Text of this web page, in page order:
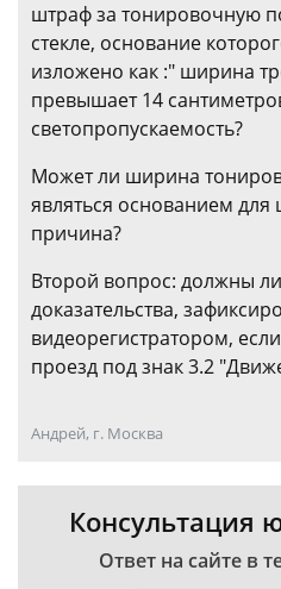
штраф за тонировочную
стекле, основание
изложено как :" ширина
превышает 14
светопропускаемость?
Может ли ширина
являться основанием
причина?
Второй вопрос: должны
доказательства,
видеорегистратором,
проезд под знак 3.2
Андрей, г. Москва
Консультация
Ответ на сайте в